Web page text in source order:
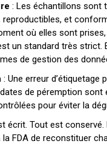
: Les échantillons sont
et
où elles sont
un standard très
de gestion des
: Une erreur d’étiquetage
de péremption
pour éviter la
écrit. Tout est
FDA de reconstituer